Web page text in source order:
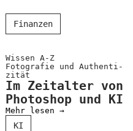
Finanzen
Wissen A-Z
Fotografie und Authenti­
zität
Im Zeitalter von
Photoshop und KI
Mehr lesen →
KI